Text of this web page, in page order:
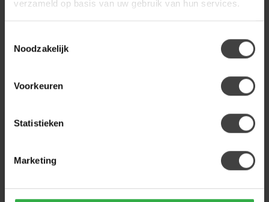
verzameld op basis van uw gebruik van hun services.
Noodzakelijk
Voorkeuren
Statistieken
Marketing
Of heb je hulp nodig bij de bestelling? Neem gerust contact
op met onze klantenserviceinfo@dewoonwinkel.nlof+31
Recent bekeken
-49%